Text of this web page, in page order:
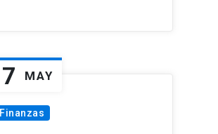
7 MAY
Finanzas